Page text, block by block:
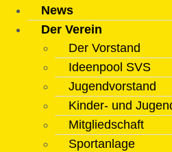
News
Der Verein
Der Vorstand
Ideenpool SVS
Jugendvorstand
Kinder- und
Mitgliedschaft
Sportanlage